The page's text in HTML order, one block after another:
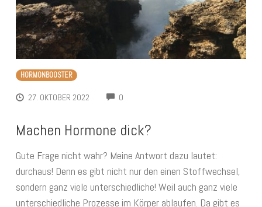
HORMONBOOSTER
27. OKTOBER 2022 0
Machen Hormone dick?
Gute Frage nicht wahr? Meine Antwort dazu lautet:
durchaus! Denn es gibt nicht nur den einen Stoffwechsel,
sondern ganz viele unterschiedliche! Weil auch ganz viele
unterschiedliche Prozesse im Körper ablaufen. Da gibt es